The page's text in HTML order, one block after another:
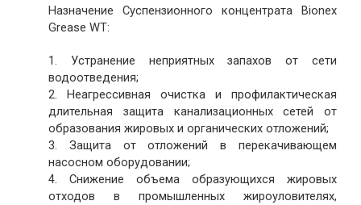
Назначение Суспензионного концентрата Bionex
Grease WT:
1. Устранение неприятных запахов от сети
водоотведения;
2. Неагрессивная очистка и профилактическая
длительная защита канализационных сетей от
образования жировых и органических отложений;
3. Защита от отложений в перекачивающем
насосном оборудовании;
4. Снижение объема образующихся жировых
отходов в промышленных жироуловителях,